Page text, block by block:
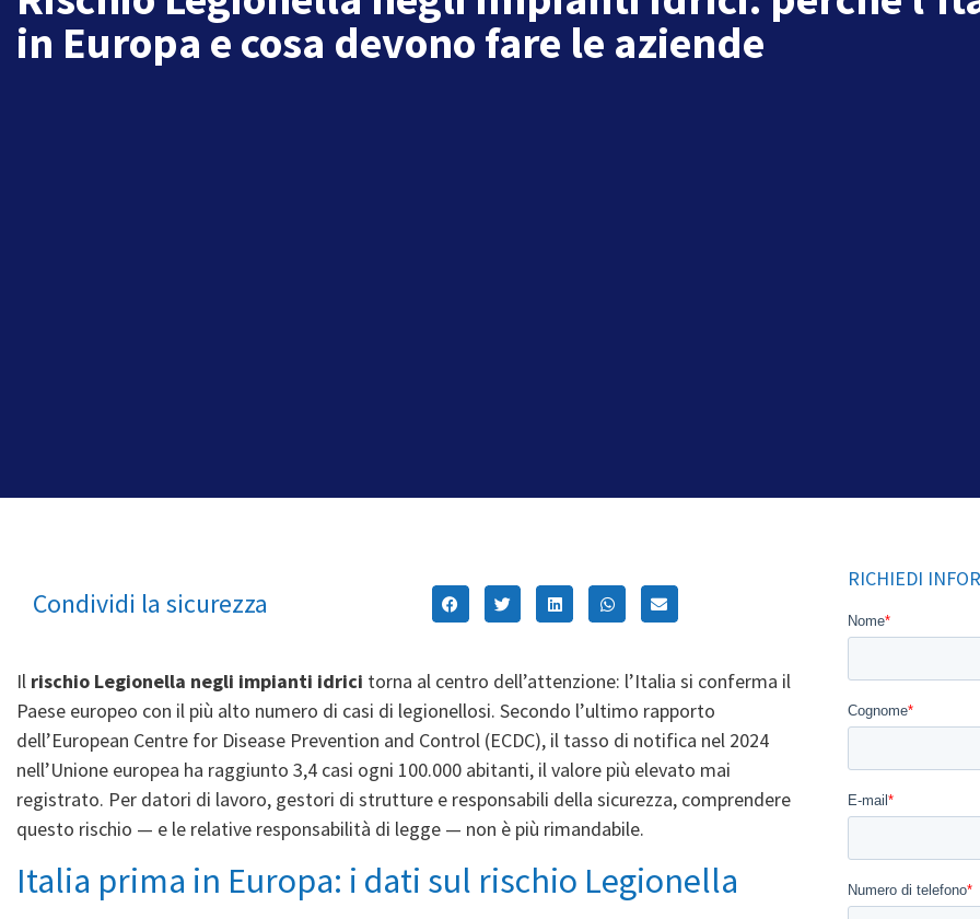
in Europa e cosa devono fare le aziende
Condividi la sicurezza
Il rischio Legionella negli impianti idrici torna al centro dell’attenzione: l’Italia si conferma il
Paese europeo con il più alto numero di casi di legionellosi. Secondo l’ultimo rapporto
dell’European Centre for Disease Prevention and Control (ECDC), il tasso di notifica nel 2024
nell’Unione europea ha raggiunto 3,4 casi ogni 100.000 abitanti, il valore più elevato mai
registrato. Per datori di lavoro, gestori di strutture e responsabili della sicurezza, comprendere
questo rischio — e le relative responsabilità di legge — non è più rimandabile.
Italia prima in Europa: i dati sul rischio Legionella
RICHIEDI